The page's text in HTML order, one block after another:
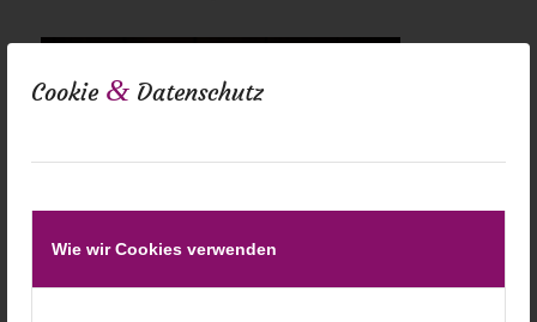
Cookie & Datenschutz
Wie wir Cookies verwenden